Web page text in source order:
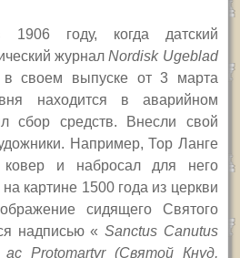
году, когда датский
журналNordisk Ugeblad
в своем выпуске от 3 марта
находится в аварийном
сбор средств.
Внесли свой
Например, Тор Ланге
ковер и набросал для него
картине 1500 года из церкви
сидящего Святого
надписью « Sanctus Canutus
Protomartyr (Святой Кнуд,